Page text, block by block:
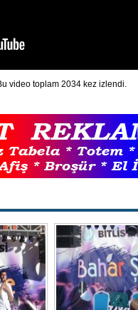
video toplam 2034 kez izlendi.